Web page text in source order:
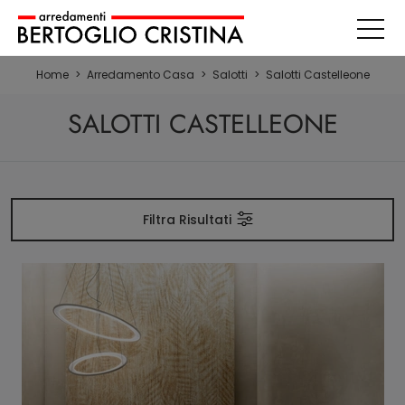
Home > Arredamento Casa > Salotti > Salotti Castelleone
SALOTTI CASTELLEONE
Filtra Risultati